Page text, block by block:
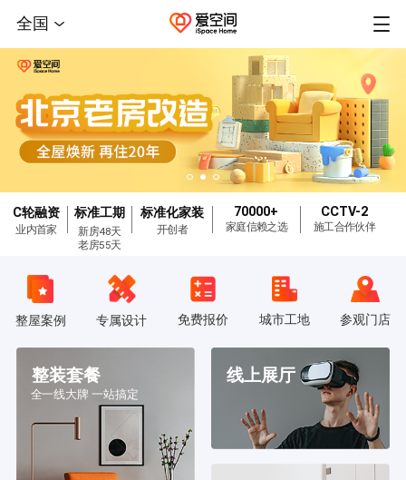
全国
C轮融资
业内首家
标准工期
新房48天
老房55天
标准化家装
开创者
70000+
家庭信赖之选
CCTV-2
施工合作伙伴
整屋案例 专属设计 免费报价 城市工地 参观门店
整装套餐
全一线大牌 一站搞定
线上展厅